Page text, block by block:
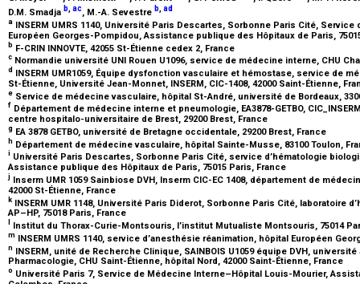
D.M. Smadja b,ac, M.-A. Sevestre b,ad
a INSERM UMRS 1140, Université Paris Descartes, Sorbonne Paris Cité,
Européen Georges-Pompidou, Assistance publique des Hôpitaux de Paris,
b F-CRIN INNOVTE, 42055 St-Étienne cedex 2, France
c Normandie université UNI Rouen U1096, service de médecine interne, CHU
d INSERM UMR1059, Équipe dysfonction vasculaire et hémostase, service de
St-Étienne, Université Jean-Monnet, INSERM, CIC-1408, 42000 Saint-Étienne,
e Service de médecine vasculaire, hôpital St-André, université de Bordeaux,
f Département de médecine interne et pneumologie, EA3878-GETBO,
centre hospitalo-universitaire de Brest, 29200 Brest, France
g EA 3878 GETBO, université de Bretagne occidentale, 29200 Brest, France
h Département de médecine vasculaire, hôpital Sainte-Musse, 83100 Toulon,
i Université Paris Descartes, Sorbonne Paris Cité, service d’hématologie
Assistance publique des Hôpitaux de Paris, 75015 Paris, France
j Inserm UMR 1059 Sainbiose DVH, Inserm CIC-EC 1408, département de
42000 St-Étienne, France
k INSERM UMR 1148, Université Paris Diderot, Sorbonne Paris Cité, laboratoire
AP–HP, 75018 Paris, France
Institut du Thorax-Curie-Montsouris, l’institut Mutualiste Montsouris, 75014
m INSERM UMRS 1140, service d’anesthésie réanimation, hôpital Européen
n INSERM, unité de Recherche Clinique, SAINBOIS U1059 équipe DVH,
Pharmacologie, CHU Saint-Étienne, hôpital Nord, 42000 Saint-Étienne, France
o Université Paris 7, Service de Médecine Interne–Hôpital Louis-Mourier,